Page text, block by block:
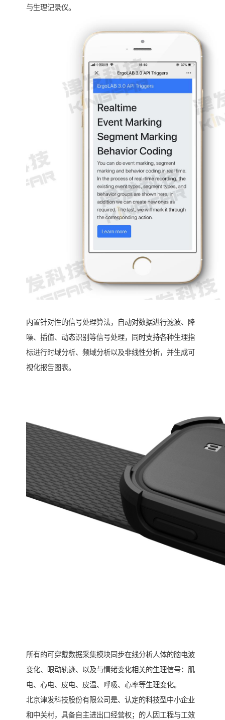
与生理记录仪。
内置针对性的信号处理算法，自动对数据进行滤波、降
噪、插值、动态识别等信号处理，同时支持各种生理指
标进行时域分析、频域分析以及非线性分析，并生成可
视化报告图表。
所有的可穿戴数据采集模块同步在线分析人体的脑电波
变化、眼动轨迹、以及与情绪变化相关的生理信号：肌
电、心电、皮电、皮温、呼吸、心率等生理变化。
北京津发科技股份有限公司是、认定的科技型中小企业
和中关村，具备自主进出口经营权；的人因工程与工效